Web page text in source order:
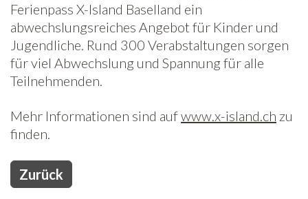
News
Newsletter
Ferienpass X-Island Baselland ein
abwechslungsreiches Angebot für Kinder und
Jugendliche. Rund 300 Verabstaltungen sorgen
für viel Abwechslung und Spannung für alle
Teilnehmenden.
Mehr Informationen sind aufwww.x-island.ch zu
finden.
Zurück